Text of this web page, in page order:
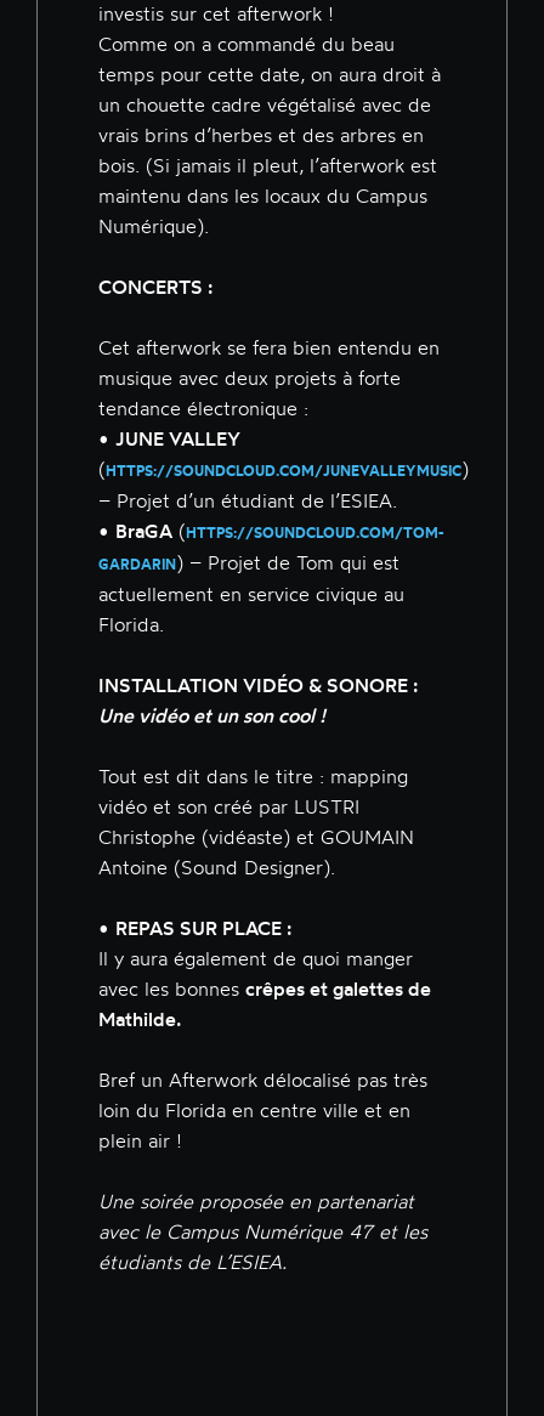
investis sur cet afterwork !
Comme on a commandé du beau
temps pour cette date, on aura droit à
un chouette cadre végétalisé avec de
vrais brins d’herbes et des arbres en
bois. (Si jamais il pleut, l’afterwork est
maintenu dans les locaux du Campus
Numérique).
CONCERTS :
Cet afterwork se fera bien entendu en
musique avec deux projets à forte
tendance électronique :
• JUNE VALLEY
(HTTPS://SOUNDCLOUD.COM/JUNEVALLEYMUSIC)
– Projet d’un étudiant de l’ESIEA.
• BraGA (HTTPS://SOUNDCLOUD.COM/TOM-
GARDARIN) – Projet de Tom qui est
actuellement en service civique au
Florida.
INSTALLATION VIDÉO & SONORE :
Une vidéo et un son cool !
Tout est dit dans le titre : mapping
vidéo et son créé par LUSTRI
Christophe (vidéaste) et GOUMAIN
Antoine (Sound Designer).
• REPAS SUR PLACE :
Il y aura également de quoi manger
avec les bonnes crêpes et galettes de
Mathilde.
Bref un Afterwork délocalisé pas très
loin du Florida en centre ville et en
plein air !
Une soirée proposée en partenariat
avec le Campus Numérique 47 et les
étudiants de L’ESIEA.